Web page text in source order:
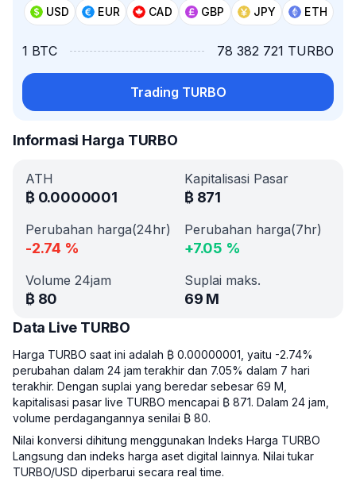
USD EUR CAD GBP JPY ETH
1 BTC 78 382 721 TURBO
Trading TURBO
Informasi Harga TURBO
ATH
₿ 0.0000001
Kapitalisasi Pasar
₿ 871
Perubahan harga(24hr)
-2.74 %
Perubahan harga(7hr)
+7.05 %
Volume 24jam
₿ 80
Suplai maks.
69 M
Data Live TURBO
Harga TURBO saat ini adalah ₿ 0.00000001, yaitu -2.74%
perubahan dalam 24 jam terakhir dan 7.05% dalam 7 hari
terakhir. Dengan suplai yang beredar sebesar 69 M,
kapitalisasi pasar live TURBO mencapai ₿ 871. Dalam 24 jam,
volume perdagangannya senilai ₿ 80.
Nilai konversi dihitung menggunakan Indeks Harga TURBO
Langsung dan indeks harga aset digital lainnya. Nilai tukar
TURBO/USD diperbarui secara real time.